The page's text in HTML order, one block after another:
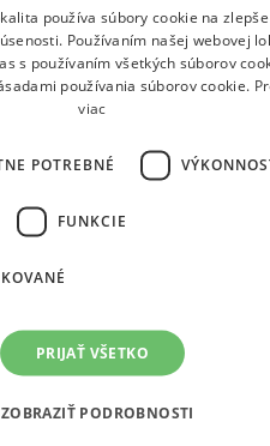
a hviezdnym
sopkou a vyhrievanými
a s extraktom z
používa súbory cookie na
Používaním našej webovej
s používaním všetkých súborov
používania súborov cookie.
viac
POTREBNÉ
FUNKCIE
PRIJAŤ VŠETKO
ZOBRAZIŤ PODROBNOSTI